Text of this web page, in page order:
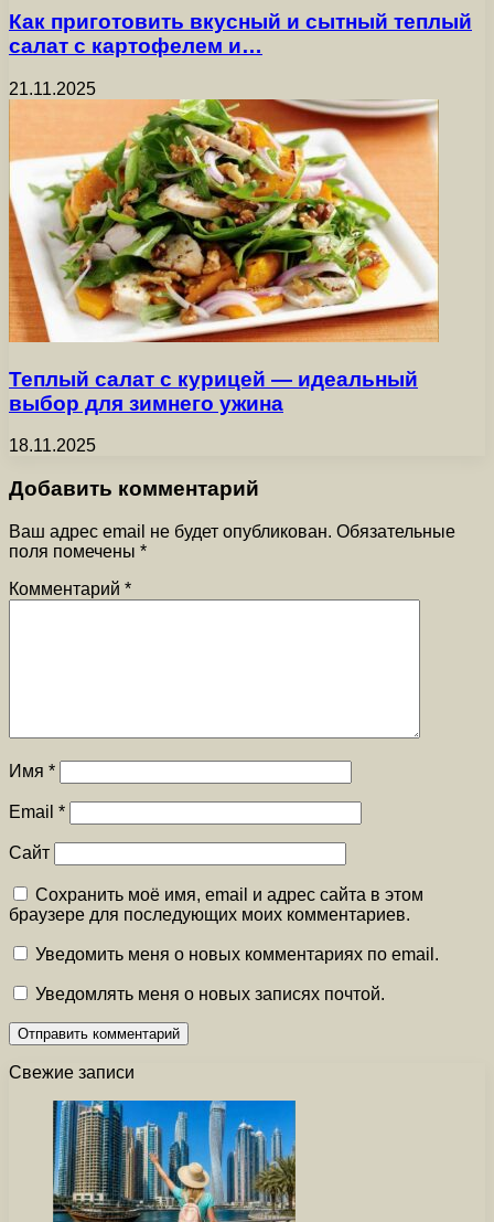
Как приготовить вкусный и сытный теплый
салат с картофелем и…
21.11.2025
Теплый салат с курицей — идеальный
выбор для зимнего ужина
18.11.2025
Добавить комментарий
Ваш адрес email не будет опубликован. Обязательные
поля помечены *
Комментарий *
Имя *
Email *
Сайт
Сохранить моё имя, email и адрес сайта в этом
браузере для последующих моих комментариев.
Уведомить меня о новых комментариях по email.
Уведомлять меня о новых записях почтой.
Свежие записи